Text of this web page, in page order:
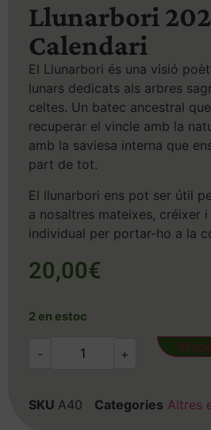
Llunarbori
Calendari
El Llunarbori és una visió
lunars dedicats als arbres
celtes. Un batec ancestral
recuperar el vincle amb la
amb la saviesa interna que
part de tot.
El llunarbori ens pot ser útil
a nosaltres mateixes, créixer
individual per portar-ho a la
20,00€
2 en estoc
- +
SKU A40 Categories Altres